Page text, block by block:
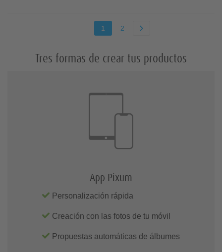
1 2
Tres formas de crear tus productos
App Pixum
Personalización rápida
Creación con las fotos de tu móvil
Propuestas automáticas de álbumes